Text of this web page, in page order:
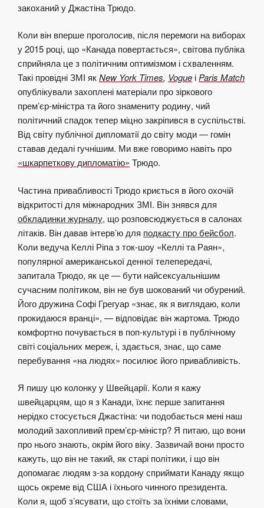
закоханий у Джастіна Трюдо.
Коли він вперше проголосив, після перемоги на виборах
у 2015 році, що «Канада повертається», світова публіка
сприйняла це з політичним оптимізмом і схваленням.
Такі провідні ЗМІ якNew York Times, Vogue і Paris Match
опублікували захоплені матеріали про зіркового
прем’єр-міністра та його знамениту родину, чий
політичний спадок тепер міцно закріпився в суспільстві.
Від світу публічної дипломатії до світу моди — гомін
ставав дедалі гучнішим. Ми вже говоримо навіть про
«шкарпеткову дипломатію» Трюдо.
Частина привабливості Трюдо криється в його охочій
відкритості для міжнародних ЗМІ. Він знявся для
обкладинки журналу, що розповсюджується в салонах
літаків. Він давав інтерв’ю для подкасту про бейсбол.
Коли ведуча Келлі Ріпа з ток-шоу «Келлі та Раян»,
популярної американської денної телепередачі,
запитала Трюдо, як це — бути найсексуальнішим
сучасним політиком, він не був шокований чи обурений.
Його дружина Софі Грегуар «знає, як я виглядаю, коли
прокидаюся вранці», — відповідає він жартома. Трюдо
комфортно почувається в поп-культурі і в публічному
світі соціальних мереж, і, здається, знає, що саме
перебування «на людях» посилює його привабливість.
Я пишу цю колонку у Швейцарії. Коли я кажу
швейцарцям, що я з Канади, їхнє перше запитання
нерідко стосується Джастіна: чи подобається мені наш
молодий захопливий прем’єр-міністр? Я питаю, що вони
про нього знають, окрім його віку. Зазвичай вони просто
кажуть, що він не такий, як старі політики, і що він
допомагає людям з-за кордону сприймати Канаду якщо
щось окреме від США і їхнього чинного президента.
Коли я, щоб з’ясувати, що стоїть за їхніми словами,